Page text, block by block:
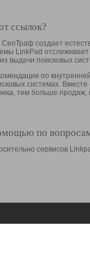
ссылок?
создает
LinkPad
выдачи поисковых
по
системах.
тем больше
по
сервисов